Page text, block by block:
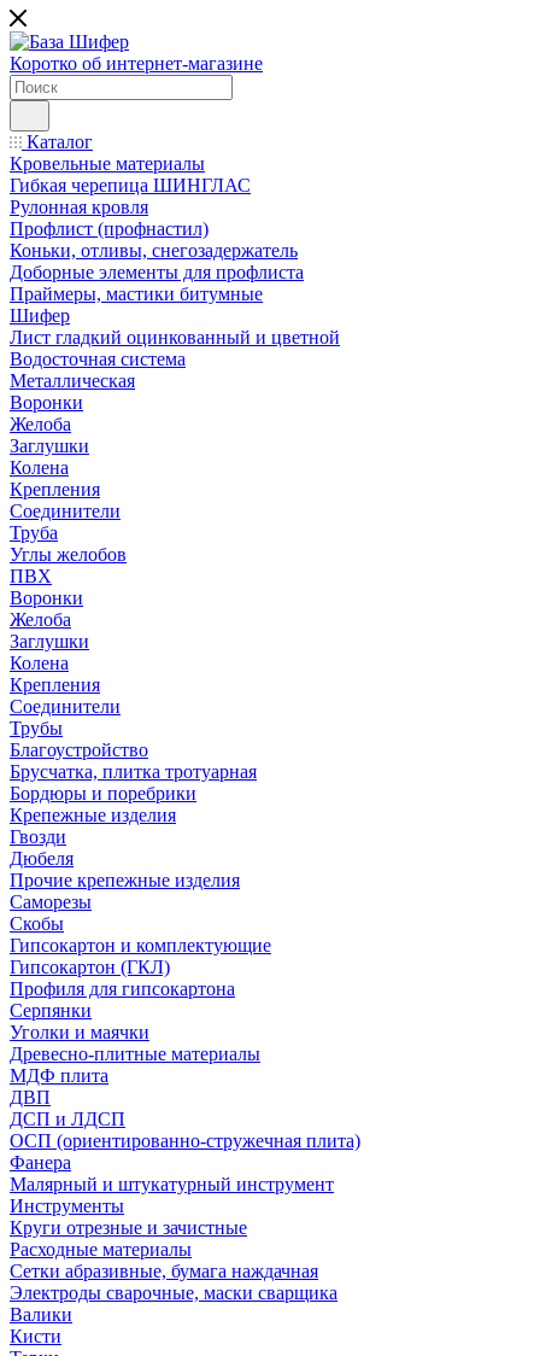
Коротко об интернет-магазине
Каталог
Кровельные материалы
Гибкая черепица ШИНГЛАС
Рулонная кровля
Профлист (профнастил)
Коньки, отливы, снегозадержатель
Доборные элементы для профлиста
Праймеры, мастики битумные
Шифер
Лист гладкий оцинкованный и цветной
Водосточная система
Металлическая
Воронки
Желоба
Заглушки
Колена
Крепления
Соединители
Труба
Углы желобов
ПВХ
Воронки
Желоба
Заглушки
Колена
Крепления
Соединители
Трубы
Благоустройство
Брусчатка, плитка тротуарная
Бордюры и поребрики
Крепежные изделия
Гвозди
Дюбеля
Прочие крепежные изделия
Саморезы
Скобы
Гипсокартон и комплектующие
Гипсокартон (ГКЛ)
Профиля для гипсокартона
Серпянки
Уголки и маячки
Древесно-плитные материалы
МДФ плита
ДВП
ДСП и ЛДСП
ОСП (ориентированно-стружечная плита)
Фанера
Малярный и штукатурный инструмент
Инструменты
Круги отрезные и зачистные
Расходные материалы
Сетки абразивные, бумага наждачная
Электроды сварочные, маски сварщика
Валики
Кисти